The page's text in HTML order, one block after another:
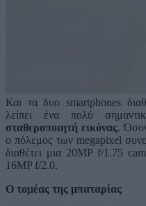
Και τα δυο smartphones
λείπει ένα πολύ
σταθεροποιητή εικόνας.
ο πόλεμος των megapixel
διαθέτει μια 20MP f/1.75
16MP f/2.0.
Ο τομέας της μπαταρίας